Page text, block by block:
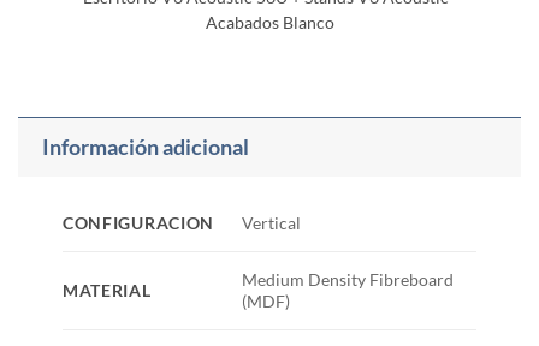
Acabados Blanco
Información adicional
CONFIGURACION Vertical
MATERIAL
Medium Density Fibreboard
(MDF)